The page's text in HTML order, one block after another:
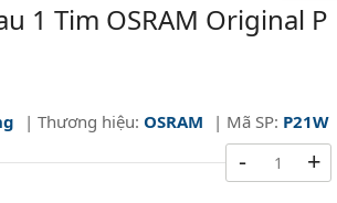
1 Tim OSRAM Original P
| Thương hiệu: OSRAM | Mã SP: P21W
- +